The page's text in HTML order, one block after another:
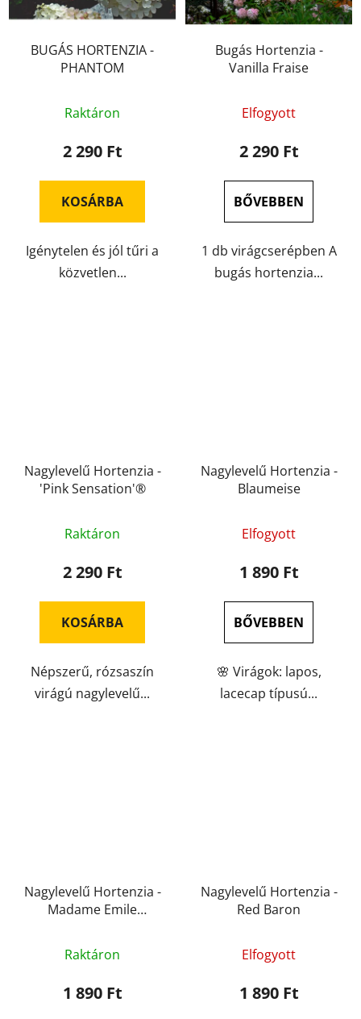
BUGÁS HORTENZIA -
PHANTOM
Raktáron
2 290 Ft
KOSÁRBA
Igénytelen és jól tűri a
közvetlen...
Bugás Hortenzia -
Vanilla Fraise
Elfogyott
2 290 Ft
BŐVEBBEN
1 db virágcserépben A
bugás hortenzia...
Nagylevelű Hortenzia -
'Pink Sensation'®
Raktáron
2 290 Ft
KOSÁRBA
Népszerű, rózsaszín
virágú nagylevelű...
Nagylevelű Hortenzia -
Blaumeise
Elfogyott
1 890 Ft
BŐVEBBEN
🌸 Virágok: lapos,
lacecap típusú...
Nagylevelű Hortenzia -
Madame Emile
Raktáron
1 890 Ft
Nagylevelű Hortenzia -
Red Baron
Elfogyott
1 890 Ft